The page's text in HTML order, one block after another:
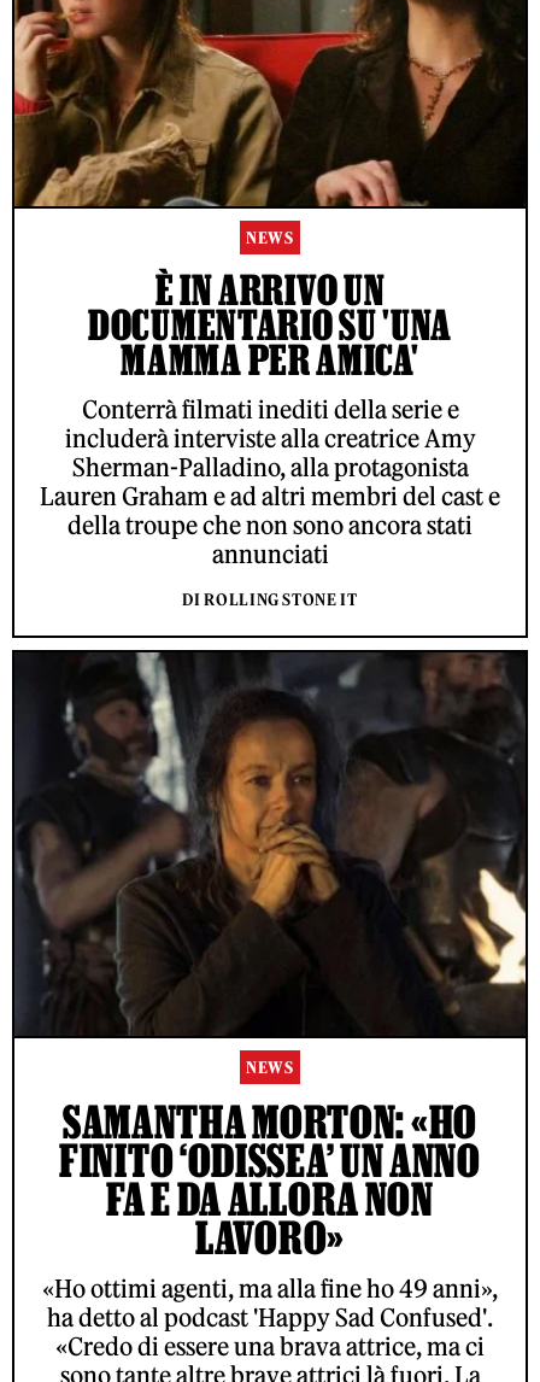
NEWS
È IN ARRIVO UN
DOCUMENTARIO SU 'UNA
MAMMA PER AMICA'
Conterrà filmati inediti della serie e
includerà interviste alla creatrice Amy
Sherman-Palladino, alla protagonista
Lauren Graham e ad altri membri del cast e
della troupe che non sono ancora stati
annunciati
DI ROLLING STONE IT
NEWS
SAMANTHA MORTON: «HO
FINITO ‘ODISSEA’ UN ANNO
FA E DA ALLORA NON
LAVORO»
«Ho ottimi agenti, ma alla fine ho 49 anni»,
ha detto al podcast 'Happy Sad Confused'.
«Credo di essere una brava attrice, ma ci
sono tante altre brave attrici là fuori. La